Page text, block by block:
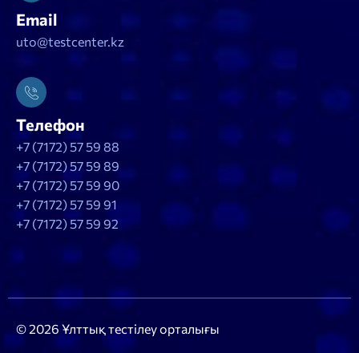
Email
uto@testcenter.kz
Телефон
+7 (7172) 57 59 88
+7 (7172) 57 59 89
+7 (7172) 57 59 90
+7 (7172) 57 59 91
+7 (7172) 57 59 92
© 2026 Ұлттық тестілеу орталығы